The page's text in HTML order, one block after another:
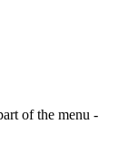
of the menu -